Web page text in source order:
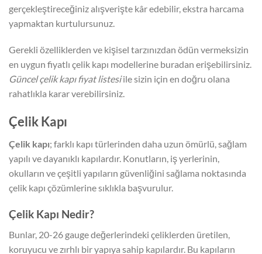
gerçekleştireceğiniz alışverişte kâr edebilir, ekstra harcama
yapmaktan kurtulursunuz.
Gerekli özelliklerden ve kişisel tarzınızdan ödün vermeksizin
en uygun fiyatlı çelik kapı modellerine buradan erişebilirsiniz.
Güncel çelik kapı fiyat listesiile sizin için en doğru olana
rahatlıkla karar verebilirsiniz.
Çelik Kapı
Çelik kapı; farklı kapı türlerinden daha uzun ömürlü, sağlam
yapılı ve dayanıklı kapılardır. Konutların, iş yerlerinin,
okulların ve çeşitli yapıların güvenliğini sağlama noktasında
çelik kapı çözümlerine sıklıkla başvurulur.
Çelik Kapı Nedir?
Bunlar, 20-26 gauge değerlerindeki çeliklerden üretilen,
koruyucu ve zırhlı bir yapıya sahip kapılardır. Bu kapıların